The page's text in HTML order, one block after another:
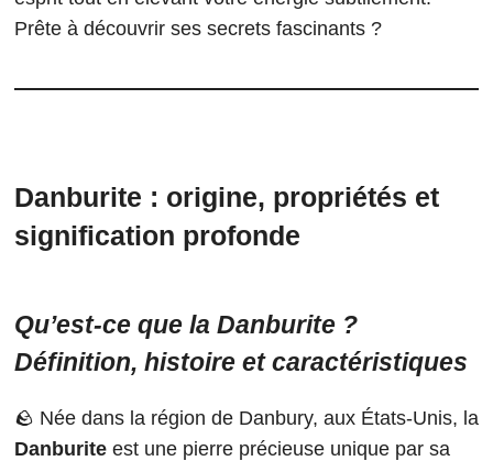
Prête à découvrir ses secrets fascinants ?
Danburite : origine, propriétés et
signification profonde
Qu’est-ce que la Danburite ?
Définition, histoire et caractéristiques
🪨 Née dans la région de Danbury, aux États-Unis, la
Danburite est une pierre précieuse unique par sa